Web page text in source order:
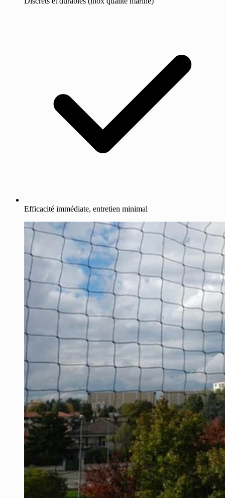
Efficacité immédiate, entretien minimal